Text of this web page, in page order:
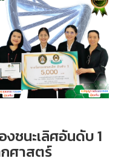
ชนะเลิศอันดับ 1
ศาสตร์